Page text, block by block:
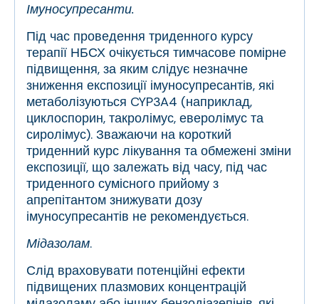
Імуносупресанти.
Під час проведення триденного курсу
терапії НБСХ очікується тимчасове помірне
підвищення, за яким слідує незначне
зниження експозиції імуносупресантів, які
метаболізуються CYP3A4 (наприклад,
циклоспорин, такролімус, еверолімус та
сиролімус). Зважаючи на короткий
триденний курс лікування та обмежені зміни
експозиції, що залежать від часу, під час
триденного сумісного прийому з
апрепітантом знижувати дозу
імуносупресантів не рекомендується.
Мідазолам.
Слід враховувати потенційні ефекти
підвищених плазмових концентрацій